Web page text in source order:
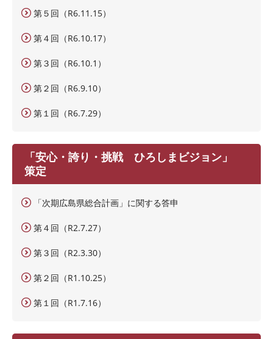
第５回（R6.11.15）
第４回（R6.10.17）
第３回（R6.10.1）
第２回（R6.9.10）
第１回（R6.7.29）
「安心・誇り・挑戦 ひろしまビジョン」
策定
「次期広島県総合計画」に関する答申
第４回（R2.7.27）
第３回（R2.3.30）
第２回（R1.10.25）
第１回（R1.7.16）